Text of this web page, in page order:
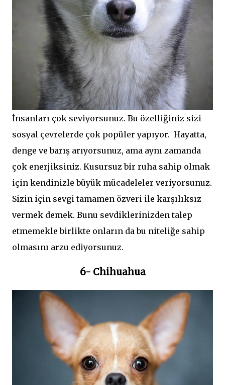
İnsanları çok seviyorsunuz. Bu özelliğiniz sizi
sosyal çevrelerde çok popüler yapıyor. Hayatta,
denge ve barış arıyorsunuz, ama aynı zamanda
çok enerjiksiniz. Kusursuz bir ruha sahip olmak
için kendinizle büyük mücadeleler veriyorsunuz.
Sizin için sevgi tamamen özveri ile karşılıksız
vermek demek. Bunu sevdiklerinizden talep
etmemekle birlikte onların da bu niteliğe sahip
olmasını arzu ediyorsunuz.
6- Chihuahua